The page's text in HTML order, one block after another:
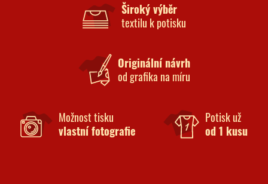
Široký výběr
textilu k potisku
Originální návrh
od grafika na míru
Možnost tisku
vlastní fotografie
Potisk už
od 1 kusu